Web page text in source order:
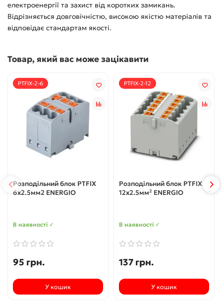
електроенергії та захист від коротких замикань.
Відрізняється довговічністю, високою якістю матеріалів та
відповідає стандартам якості.
Товар, який вас може зацікавити
PTFIX-2-6
Розподільний блок PTFIX
6x2.5мм2 ENERGIO
В наявності ✓
95 грн.
У кошик
PTFIX-2-12
Розподільний блок PTFIX
12x2.5мм² ENERGIO
В наявності ✓
137 грн.
У кошик